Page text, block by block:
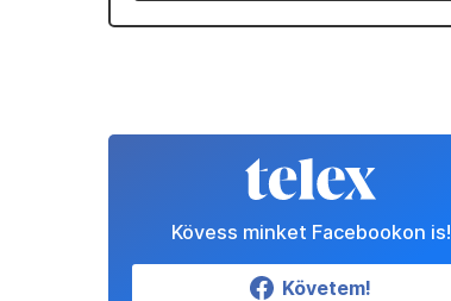
Kövess minket Facebookon is!
Követem!